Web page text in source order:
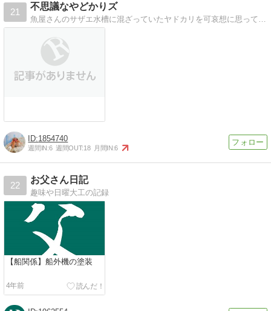
21
不思議なやどかりズ
魚屋さんのサザエ水槽に混ざっていたヤドカリを可哀想に思って持ち帰ったら、とんでもない奴らだった。
1854740
週間IN:6 週間OUT:18 月間IN:6
22
お父さん日記
趣味や日曜大工の記録
【船関係】船外機の塗装
4年前